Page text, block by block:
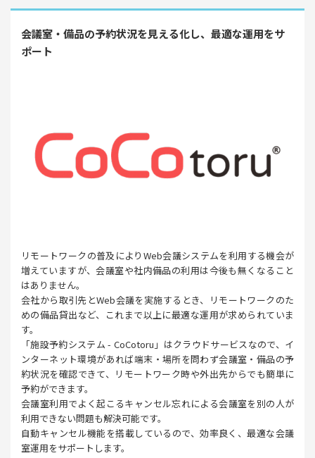
会議室・備品の予約状況を見える化し、最適な運用をサ
ポート
リモートワークの普及によりWeb会議システムを利用する機会が
増えていますが、会議室や社内備品の利用は今後も無くなること
はありません。
会社から取引先とWeb会議を実施するとき、リモートワークのた
めの備品貸出など、これまで以上に最適な運用が求められていま
す。
「施設予約システム - CoCotoru」はクラウドサービスなので、イ
ンターネット環境があれば端末・場所を問わず会議室・備品の予
約状況を確認できて、リモートワーク時や外出先からでも簡単に
予約ができます。
会議室利用でよく起こるキャンセル忘れによる会議室を別の人が
利用できない問題も解決可能です。
自動キャンセル機能を搭載しているので、効率良く、最適な会議
室運用をサポートします。